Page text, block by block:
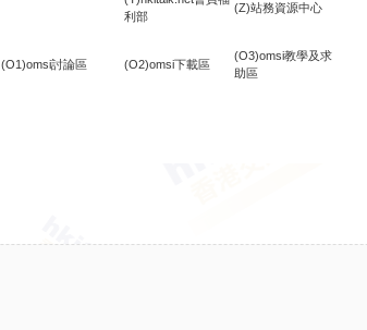
利部
(Z)站務資源中心
(O1)omsi討論區 (O2)omsi下載區
(O3)omsi教學及求
助區